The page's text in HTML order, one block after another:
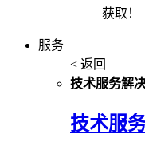
获取！
服务
< 返回
技术服务解
技术服